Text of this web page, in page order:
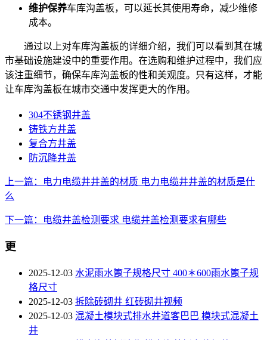
维护保养车库沟盖板，可以延长其使用寿命，减少维修
成本。
通过以上对车库沟盖板的详细介绍，我们可以看到其在城
市基础设施建设中的重要作用。在选购和维护过程中，我们应
该注重细节，确保车库沟盖板的性和美观度。只有这样，才能
让车库沟盖板在城市交通中发挥更大的作用。
304不锈钢井盖
铸铁方井盖
复合方井盖
防沉降井盖
上一篇：电力电缆井井盖的材质 电力电缆井井盖的材质是什
么
下一篇：电缆井盖检测要求 电缆井盖检测要求有哪些
更
2025-12-03 水泥雨水篦子规格尺寸 400＊600雨水篦子规
格尺寸
2025-12-03 拆除砖砌井 红砖砌井视频
2025-12-03 混凝土模块式排水井道客巴巴 模块式混凝土
井